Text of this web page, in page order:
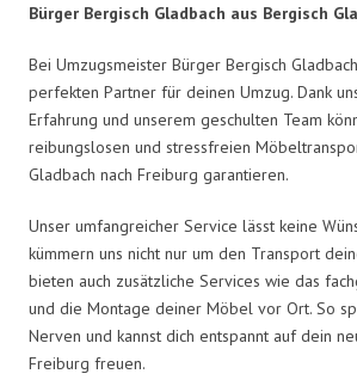
Bürger Bergisch Gladbach aus Bergisch
Bei Umzugsmeister Bürger Bergisch
perfekten Partner für deinen Umzug. Dank
Erfahrung und unserem geschulten Team
reibungslosen und stressfreien
Gladbach nach Freiburg garantieren.
Unser umfangreicher Service lässt keine
kümmern uns nicht nur um den Transport
bieten auch zusätzliche Services wie das
und die Montage deiner Möbel vor Ort. So
Nerven und kannst dich entspannt auf dein
Freiburg freuen.